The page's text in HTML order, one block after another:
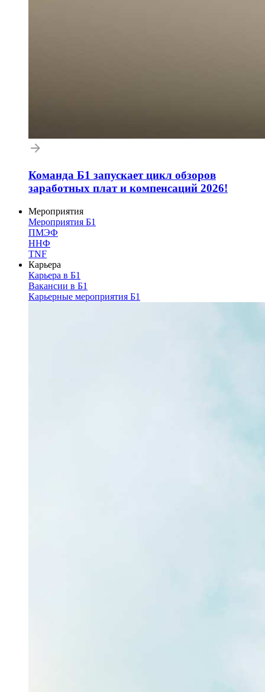
Команда Б1 запускает цикл обзоров
заработных плат и компенсаций 2026!
Мероприятия
Мероприятия Б1
ПМЭФ
ННФ
TNF
Карьера
Карьера в Б1
Вакансии в Б1
Карьерные мероприятия Б1